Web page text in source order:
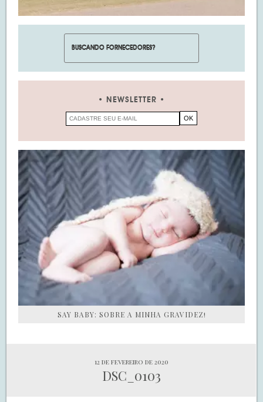
NEWSLETTER
SAY BABY: SOBRE A MINHA GRAVIDEZ!
12 de fevereiro de 2020
DSC_0103